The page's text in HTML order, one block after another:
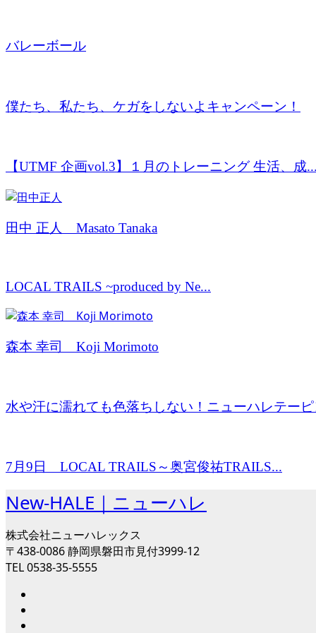
バレーボール
僕たち、私たち、ケガをしないよキャンペーン！
【UTMF 企画vol.3】１月のトレーニング 生活、成
田中 正人 Masato Tanaka
LOCAL TRAILS ~produced by Ne...
森本 幸司 Koji Morimoto
水や汗に濡れても色落ちしない！ニューハレテー
7月9日 LOCAL TRAILS～奥宮俊祐TRAILS...
New-HALE｜ニューハレ
株式会社ニューハレックス
〒438-0086 静岡県磐田市見付3999-12
TEL 0538-35-5555